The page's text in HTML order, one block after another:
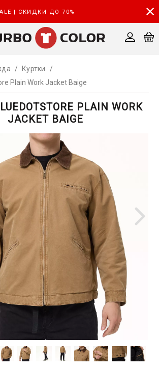
| СКИДКИ ДО 70%
/ Куртки
/
Plain Work Jacket Baige
PLAIN WORK
JACKET BAIGE